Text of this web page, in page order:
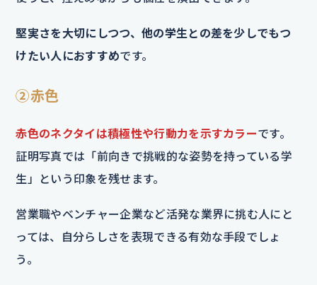
堅実さを大切にしつつ、他の学生との差を少しでもつ
けたい人におすすめです。
②赤色
赤色のネクタイは積極性や行動力を示すカラーです。
証明写真では「前向きで挑戦的な姿勢を持っている学
生」という印象を残せます。
営業職やベンチャー企業など活発な業界に挑む人にと
っては、自分らしさを表現できる有効な手段でしょ
う。